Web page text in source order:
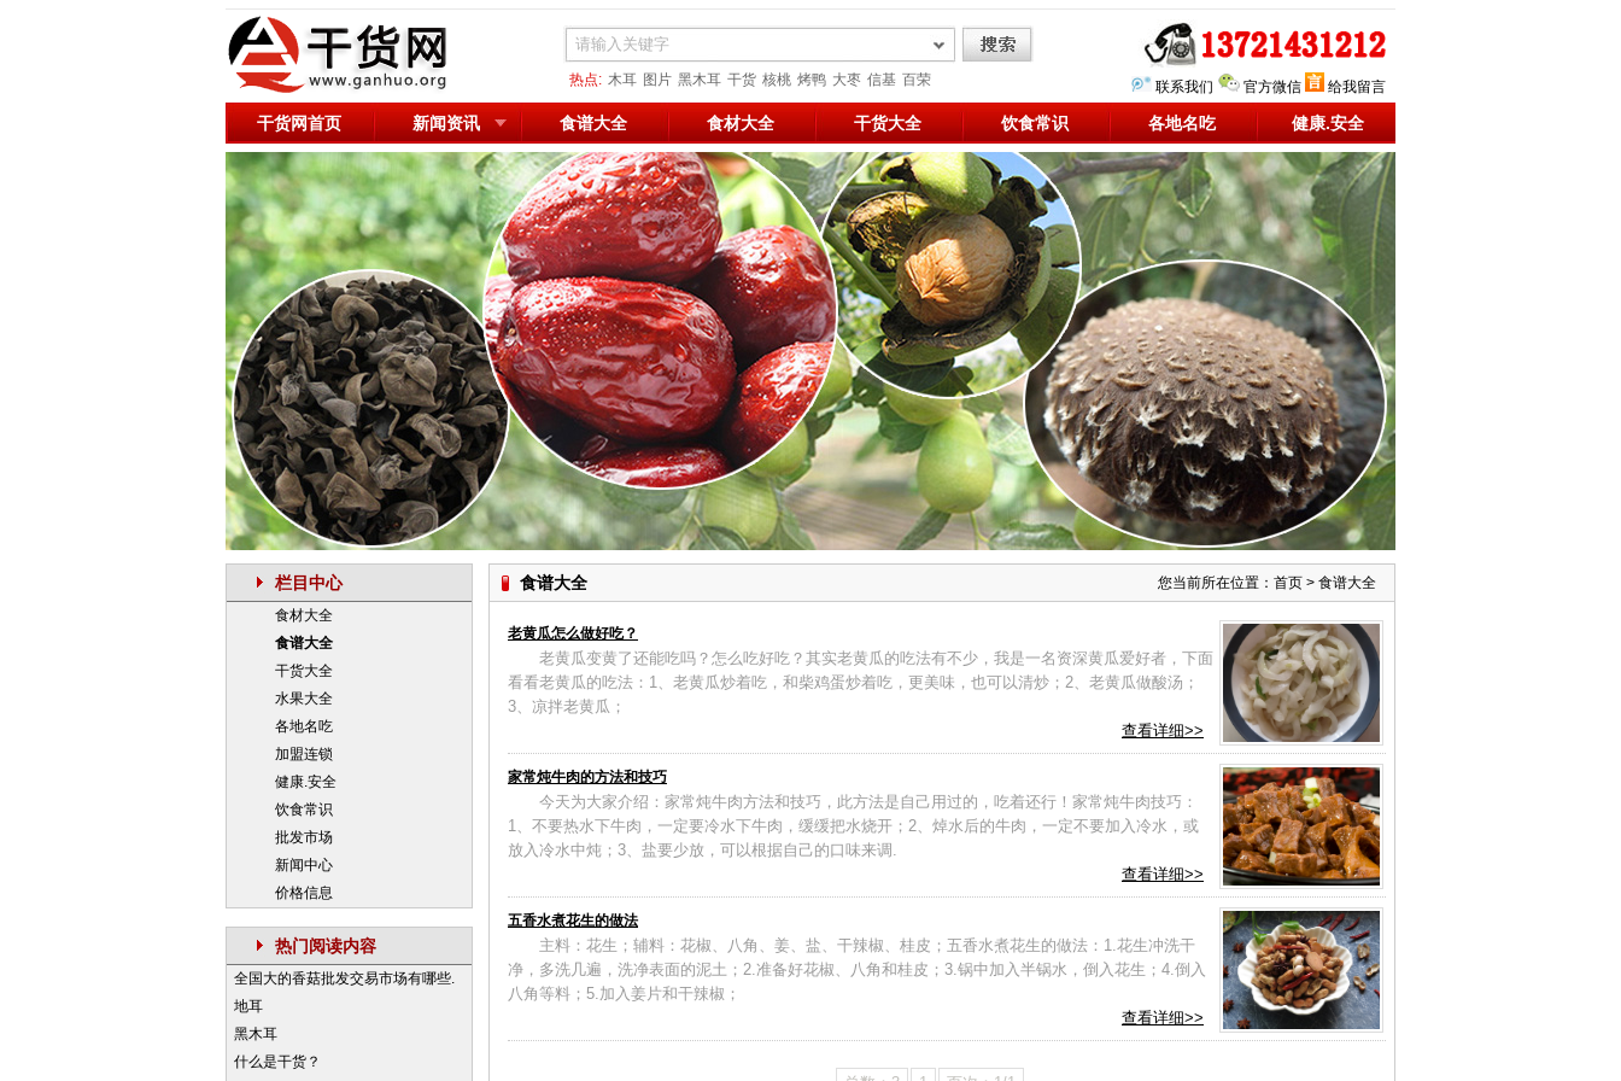
热点: 木耳 图片 黑木耳 干货 核桃 烤鸭 大枣 信基 百荣
枣想核你在一起
联系我们 官方微信 给我留言
干货网首页 新闻资讯 食谱大全 食材大全 干货大全 饮食常识 各地名吃 健康.安全
栏目中心
食材大全
食谱大全
干货大全
水果大全
各地名吃
加盟连锁
健康.安全
饮食常识
批发市场
新闻中心
价格信息
热门阅读内容
全国大的香菇批发交易市场有哪些.
地耳
黑木耳
什么是干货？
食谱大全 您当前所在位置： 首页 > 食谱大全
老黄瓜怎么做好吃？
老黄瓜变黄了还能吃吗？怎么吃好吃？其实老黄瓜的吃法有不少，我是一名资深黄瓜爱好者，下面
看看老黄瓜的吃法：1、老黄瓜炒着吃，和柴鸡蛋炒着吃，更美味，也可以清炒；2、老黄瓜做酸汤；
3、凉拌老黄瓜；
查看详细>>
家常炖牛肉的方法和技巧
今天为大家介绍：家常炖牛肉方法和技巧，此方法是自己用过的，吃着还行！家常炖牛肉技巧：
1、不要热水下牛肉，一定要冷水下牛肉，缓缓把水烧开；2、焯水后的牛肉，一定不要加入冷水，或
放入冷水中炖；3、盐要少放，可以根据自己的口味来调.
查看详细>>
五香水煮花生的做法
主料：花生；辅料：花椒、八角、姜、盐、干辣椒、桂皮；五香水煮花生的做法：1.花生冲洗干
净，多洗几遍，洗净表面的泥土；2.准备好花椒、八角和桂皮；3.锅中加入半锅水，倒入花生；4.倒入
八角等料；5.加入姜片和干辣椒；
查看详细>>